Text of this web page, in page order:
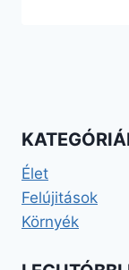
Élet
Felújitások
Környék